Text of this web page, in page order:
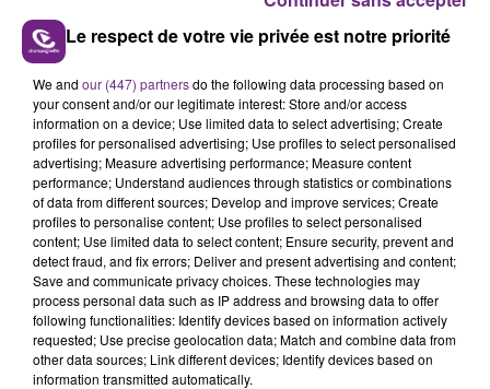
LA CENTRALE NUCLÉAIRE DE CHOOZ
TOUJOURS À L'ARRÊT
Cela fait déjà une semaine que la centrale
nucléaire ardennaise est à l'arrêt. Une situation
justifiée par la sécheresse intense qui est toujours
présente.
TITRES DIFFUSÉS
14h19
14h19 14h16
14h16
Le respect de votre vie privée est notre priorité
We and our (447) partnersdo the following data processing based on
your consent and/or our legitimate interest: Store and/or access
information on a device; Use limited data to select advertising; Create
profiles for personalised advertising; Use profiles to select personalised
advertising; Measure advertising performance; Measure content
performance; Understand audiences through statistics or combinations
of data from different sources; Develop and improve services; Create
profiles to personalise content; Use profiles to select personalised
content; Use limited data to select content; Ensure security, prevent and
detect fraud, and fix errors; Deliver and present advertising and content;
Save and communicate privacy choices. These technologies may
process personal data such as IP address and browsing data to offer
following functionalities: Identify devices based on information actively
requested; Use precise geolocation data; Match and combine data from
other data sources; Link different devices; Identify devices based on
information transmitted automatically.